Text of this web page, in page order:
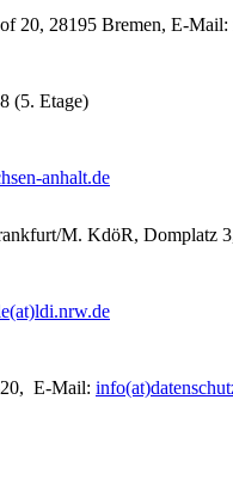
20, 28195 Bremen, E-
(5. Etage)
anhalt.de
M. KdöR, Domplatz
20, E-Mail: